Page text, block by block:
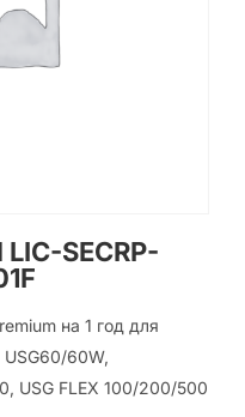
SECRP-
на 1 год для
60W,
USG FLEX 100/200/500